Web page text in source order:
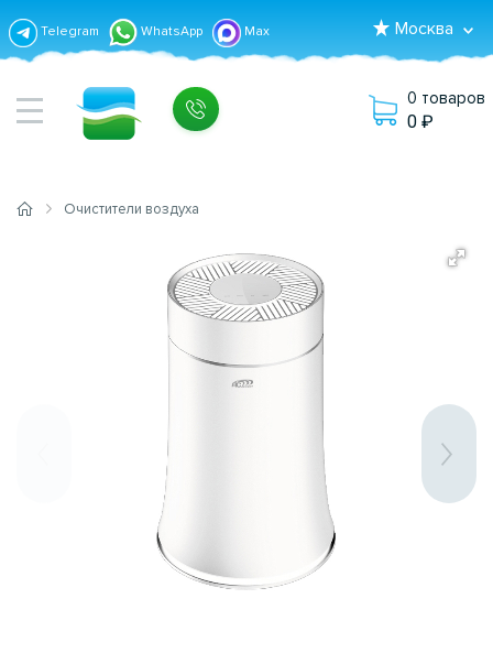
Telegram WhatsApp Max Москва
0 товаров
0
Очистители воздуха